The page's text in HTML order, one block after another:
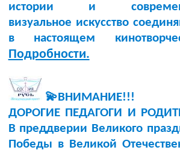
истории и
визуальное искусство
в настоящем
Подробности.
💫ВНИМАНИЕ!!!
ДОРОГИЕ ПЕДАГОГИ И
В преддверии Великого
Победы в Великой